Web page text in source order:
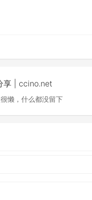
享 | ccino.net
懒，什么都没留下